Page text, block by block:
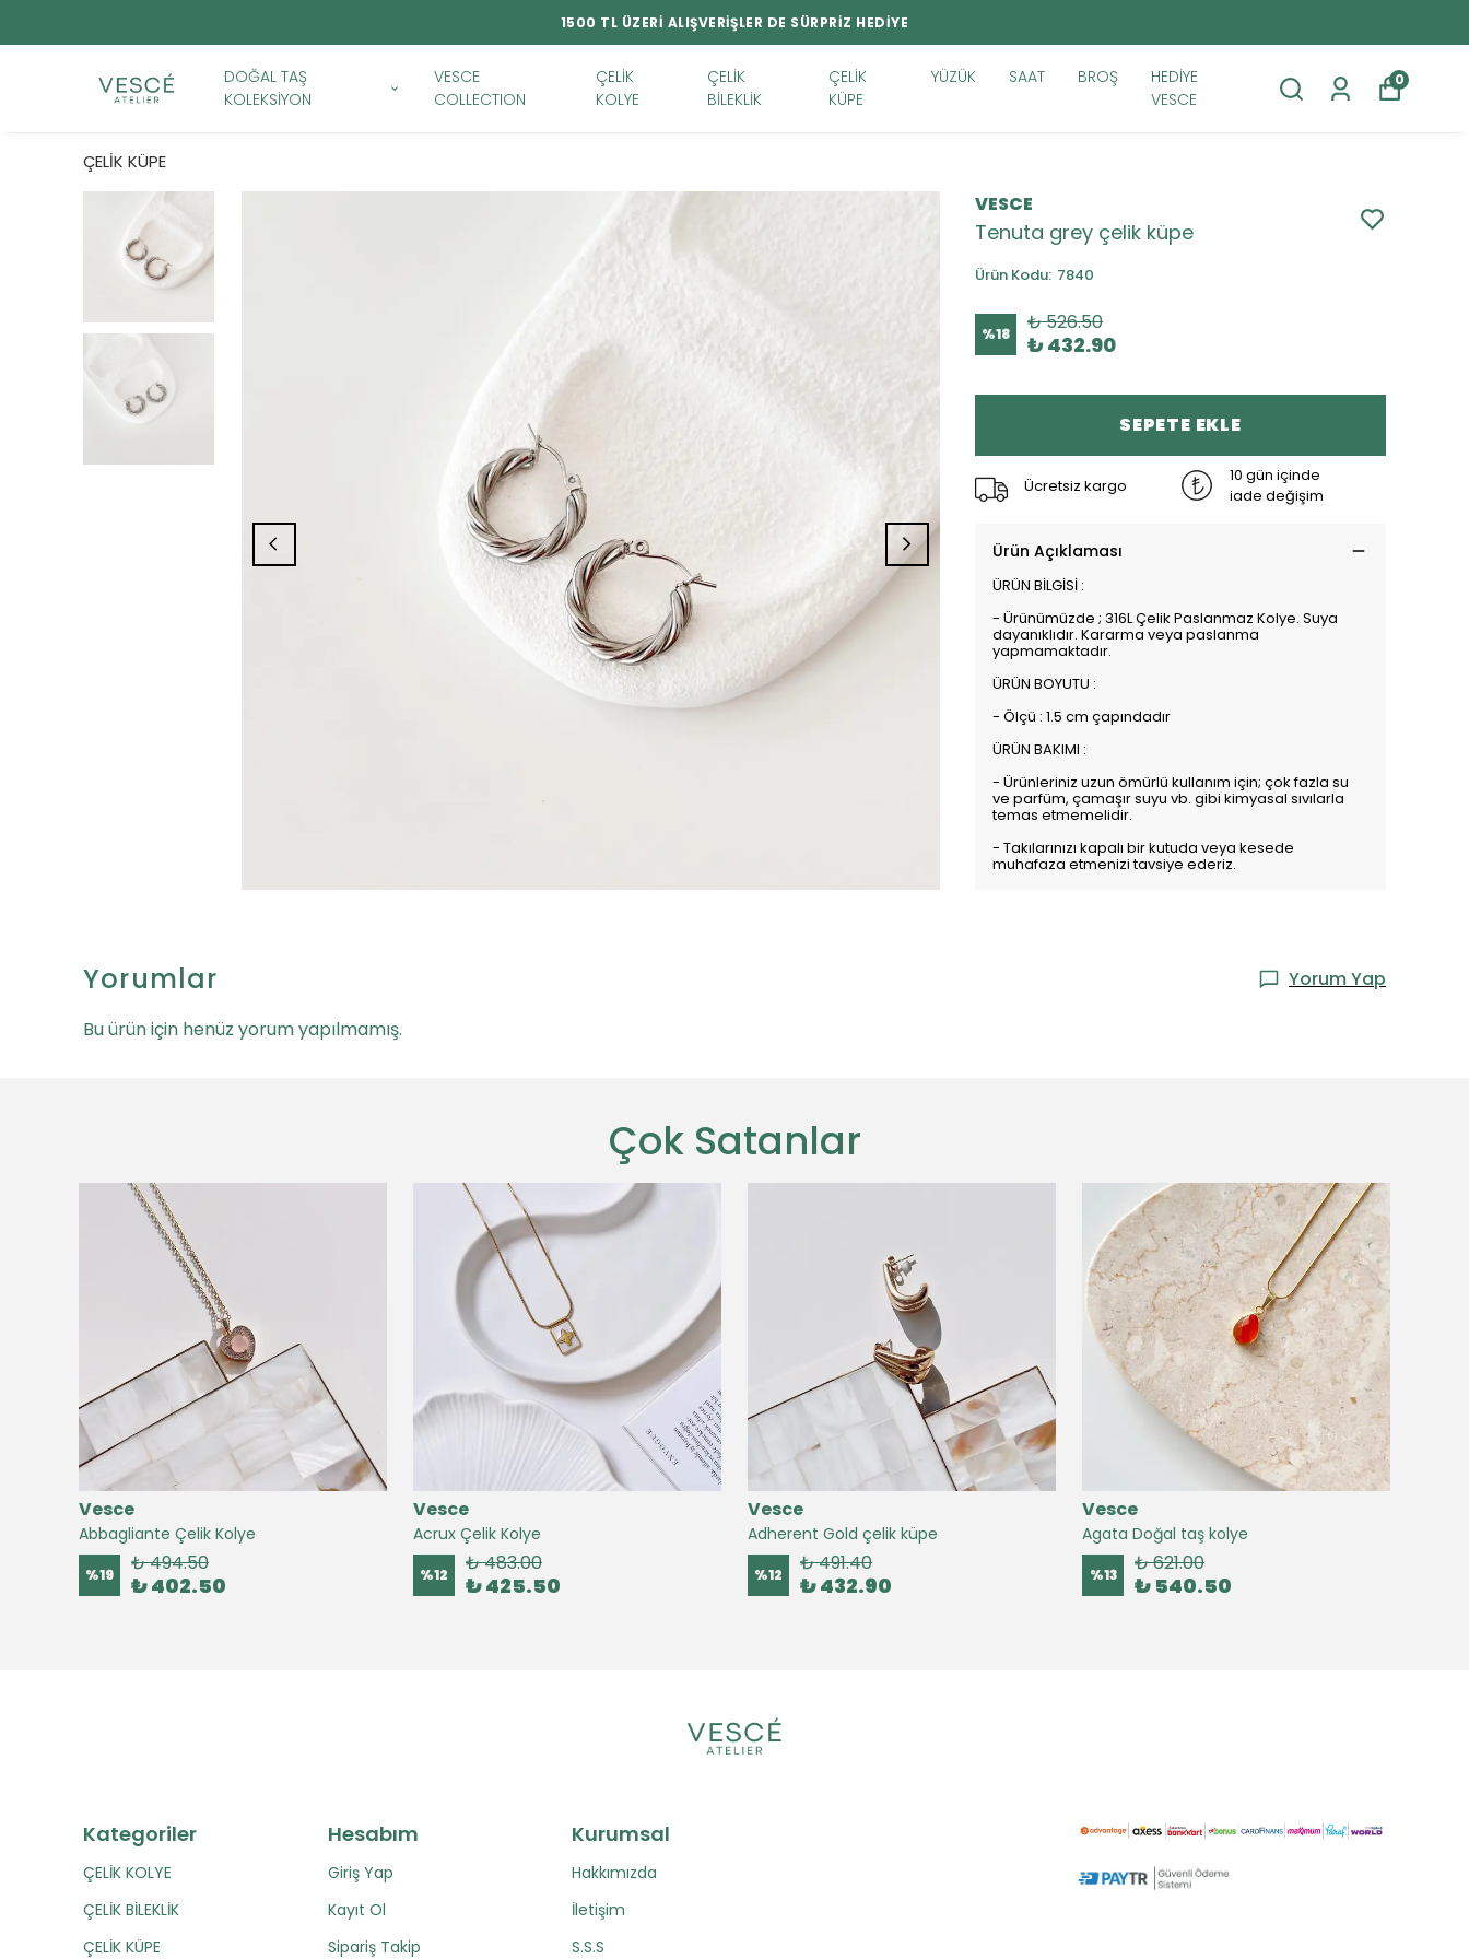
1500 TL ÜZERİ ALIŞVERİŞLER DE SÜRPRİZ HEDİYE
DOĞAL TAŞ
KOLEKSİYON
VESCE
COLLECTION
ÇELİK
KOLYE
ÇELİK
BİLEKLİK
ÇELİK
KÜPE
YÜZÜK SAAT BROŞ
HEDİYE
VESCE
0
ÇELİK KÜPE
VESCE
Tenuta grey çelik küpe
Ürün Kodu: 7840
%18 ₺ 526.50
₺ 432.90
SEPETE EKLE
Ücretsiz kargo
10 gün içinde
iade değişim
Ürün Açıklaması
ÜRÜN BİLGİSİ :
- Ürünümüzde ; 316L Çelik Paslanmaz Kolye. Suya
dayanıklıdır. Kararma veya paslanma
yapmamaktadır.
ÜRÜN BOYUTU :
- Ölçü : 1.5 cm çapındadır
ÜRÜN BAKIMI :
- Ürünleriniz uzun ömürlü kullanım için; çok fazla su
ve parfüm, çamaşır suyu vb. gibi kimyasal sıvılarla
temas etmemelidir.
- Takılarınızı kapalı bir kutuda veya kesede
muhafaza etmenizi tavsiye ederiz.
Yorumlar
Yorum Yap
Bu ürün için henüz yorum yapılmamış.
Çok Satanlar
Vesce
Abbagliante Çelik Kolye
%19 ₺ 494.50
₺ 402.50
Vesce
Acrux Çelik Kolye
%12 ₺ 483.00
₺ 425.50
Vesce
Adherent Gold çelik küpe
%12 ₺ 491.40
₺ 432.90
Vesce
Agata Doğal taş kolye
%13 ₺ 621.00
₺ 540.50
Kategoriler
ÇELİK KOLYE
ÇELİK BİLEKLİK
ÇELİK KÜPE
Hesabım
Giriş Yap
Kayıt Ol
Sipariş Takip
Kurumsal
Hakkımızda
İletişim
S.S.S